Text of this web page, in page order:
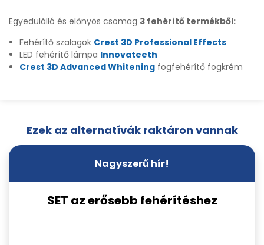
Egyedülálló és előnyös csomag 3 fehérítő termékből:
Fehérítő szalagok Crest 3D Professional Effects
LED fehérítő lámpa Innovateeth
Crest 3D Advanced Whitening fogfehérítő fogkrém
Ezek az alternatívák raktáron vannak
Nagyszerű hír!
SET az erősebb fehérítéshez